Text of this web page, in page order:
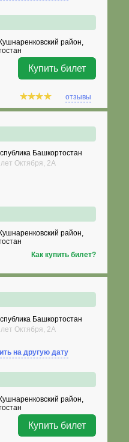
район,
Купить билет
отзывы
Башкортостан
Октября, 2А
район,
Как купить билет?
Башкортостан
Октября, 2А
на другую дату
район,
Купить билет